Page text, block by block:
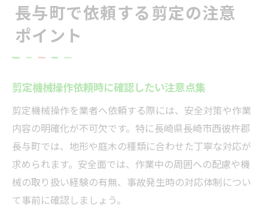
長与町で依頼する剪定の注意
ポイント
剪定機械操作依頼時に確認したい注意点集
剪定機械操作を業者へ依頼する際には、安全対策や作業
内容の明確化が不可欠です。特に長崎県長崎市西彼杵郡
長与町では、地形や庭木の種類に合わせた丁寧な対応が
求められます。安全面では、作業中の周囲への配慮や機
械の取り扱い経験の有無、事故発生時の対応体制につい
て事前に確認しましょう。